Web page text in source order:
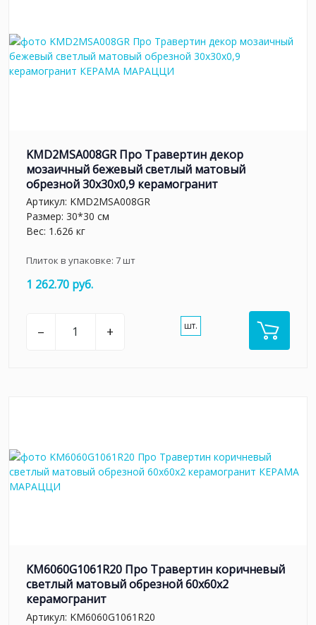
KMD2MSA008GR Про Травертин декор
мозаичный бежевый светлый матовый
обрезной 30x30x0,9 керамогранит
Артикул: KMD2MSA008GR
Размер: 30*30 см
Вес: 1.626 кг
Плиток в упаковке: 7шт
1 262.70 руб.
– + шт.
KM6060G1061R20 Про Травертин коричневый
светлый матовый обрезной 60x60x2
керамогранит
Артикул: KM6060G1061R20